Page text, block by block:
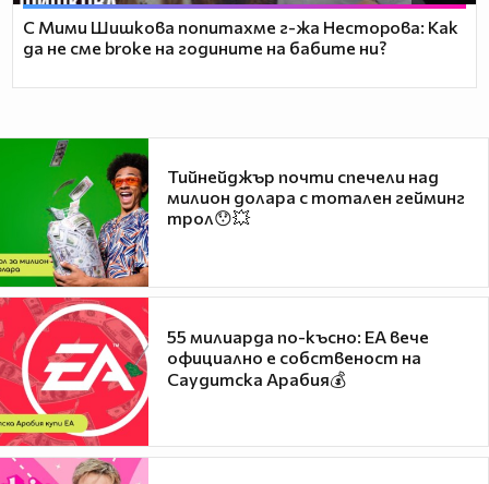
С Мими Шишкова попитахме г-жа Несторова: Как
да не сме broke на годините на бабите ни?
Тийнейджър почти спечели над
милион долара с тотален гейминг
трол😯💥
55 милиарда по-късно: EA вече
официално е собственост на
Саудитска Арабия💰